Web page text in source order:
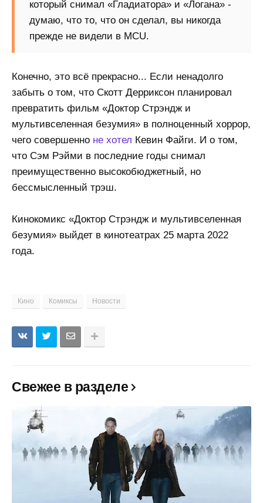
который снимал «Гладиатора» и «Логана» -
думаю, что то, что он сделал, вы никогда
прежде не видели в MCU.
Конечно, это всё прекрасно... Если ненадолго
забыть о том, что Скотт Дерриксон планировал
превратить фильм «Доктор Стрэндж и
мультивселенная безумия» в полноценный хоррор,
чего совершенно не хотел Кевин Файги. И о том,
что Сэм Рэйми в последние годы снимал
преимущественно высокобюджетный, но
бессмысленный трэш.
Кинокомикс «Доктор Стрэндж и мультивселенная
безумия» выйдет в кинотеатрах 25 марта 2022
года.
Кино Комиксы Новости
Свежее в разделе